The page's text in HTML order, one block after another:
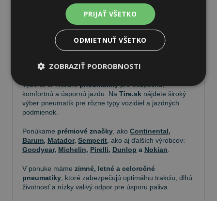
Pneumatiky
Vyberte si kvalitnépneumatikypre bezpečnú,
komfortnú a úspornú jazdu. Na Tire.sk nájdete široký
výber pneumatík pre rôzne typy vozidiel a jazdných
podmienok.
Ponúkame prémiové značky , ako Continental,
Barum, Matador, Semperit , ako aj ďalších výrobcov:
Goodyear, Michelin, Pirelli, Dunlop a Nokian
V ponuke máme zimné, letné a celoročné
pneumatiky , ktoré zabezpečujú optimálnu trakciu, dlhú
životnosť a nízky valivý odpor pre úsporu paliva.
PRIJAŤ VŠETKO
ODMIETNUŤ VŠETKO
ZOBRAZIŤ PODROBNOSTI